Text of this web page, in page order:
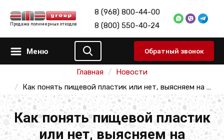
Продажа полимерных отходов
8 (968) 800-44-00
8 (800) 550-40-24
Меню Обратный звонок
Главная
Новости
Как понять пищевой пластик или нет, выясняем на практике
Как понять пищевой пластик
или нет, выясняем на